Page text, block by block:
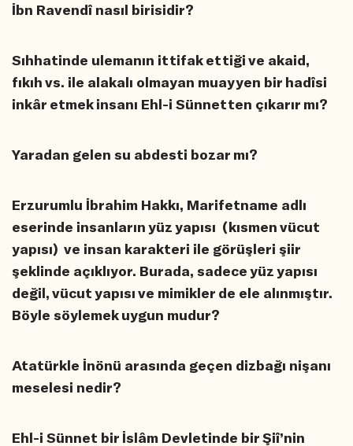
İbn Ravendî nasıl birisidir?
Sıhhatinde ulemanın ittifak ettiği ve akaid,
fıkıh vs. ile alakalı olmayan muayyen bir hadîsi
inkâr etmek insanı Ehl-i Sünnetten çıkarır mı?
Yaradan gelen su abdesti bozar mı?
Erzurumlu İbrahim Hakkı, Marifetname adlı
eserinde insanların yüz yapısı (kısmen vücut
yapısı) ve insan karakteri ile görüşleri şiir
şeklinde açıklıyor. Burada, sadece yüz yapısı
değil, vücut yapısı ve mimikler de ele alınmıştır.
Böyle söylemek uygun mudur?
Atatürkle İnönü arasında geçen dizbağı nişanı
meselesi nedir?
Ehl-i Sünnet bir İslâm Devletinde bir Şiî’nin